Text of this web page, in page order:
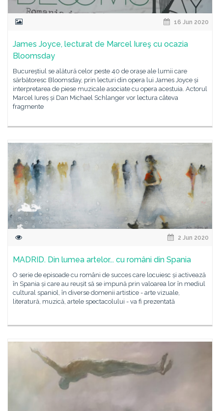
16 Jun 2020
James Joyce, lecturat de Marcel Iureş cu ocazia
Bloomsday
Bucureștiul se alătură celor peste 40 de orașe ale lumii care
sărbătoresc Bloomsday, prin lecturi din opera lui James Joyce și
interpretarea de piese muzicale asociate cu opera acestuia. Actorul
Marcel Iureș și Dan Michael Schlanger vor lectura câteva
fragmente
2 Jun 2020
MADRID. Din lumea artelor... cu români din Spania
O serie de episoade cu români de succes care locuiesc și activează
în Spania și care au reușit să se impună prin valoarea lor în mediul
cultural spaniol, în diverse domenii artistice - arte vizuale,
literatură, muzică, artele spectacolului - va fi prezentată